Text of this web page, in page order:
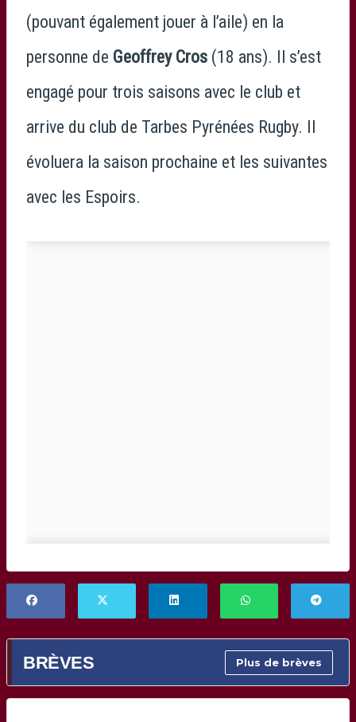
(pouvant également jouer à l’aile) en la
personne de Geoffrey Cros (18 ans). Il s’est
engagé pour trois saisons avec le club et
arrive du club de Tarbes Pyrénées Rugby. Il
évoluera la saison prochaine et les suivantes
avec les Espoirs.
BRÈVES Plus de brèves